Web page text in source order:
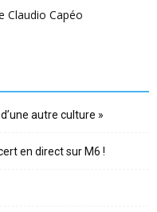
Claudio Capéo
autre culture »
en direct sur M6 !